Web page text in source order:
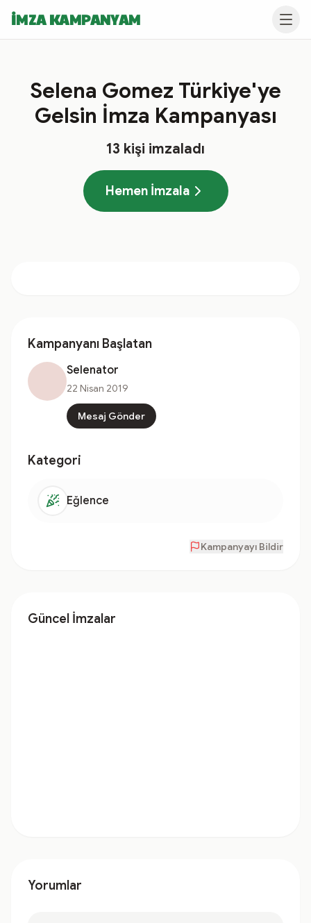
İMZA KAMPANYAM
Selena Gomez Türkiye'ye
Gelsin İmza Kampanyası
13 kişi imzaladı
Hemen İmzala
Kampanyanı Başlatan
Selenator
22 Nisan 2019
Mesaj Gönder
Kategori
Eğlence
Kampanyayı Bildir
Güncel İmzalar
Yorumlar